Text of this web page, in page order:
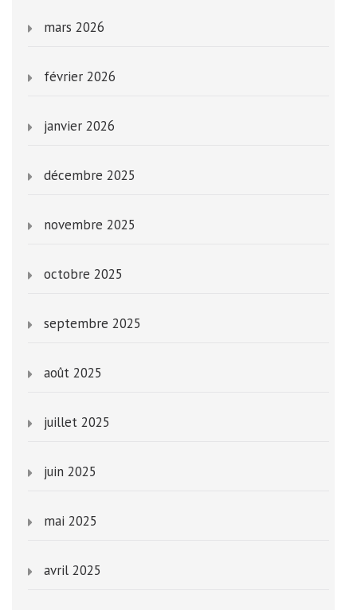
mars 2026
février 2026
janvier 2026
décembre 2025
novembre 2025
octobre 2025
septembre 2025
août 2025
juillet 2025
juin 2025
mai 2025
avril 2025